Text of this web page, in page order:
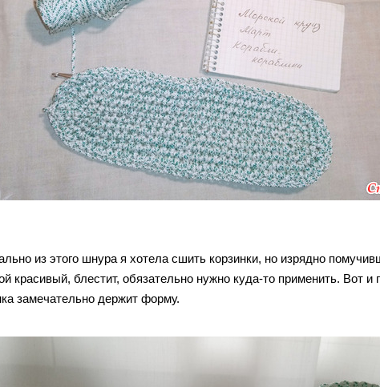
из этого шнура я хотела сшить корзинки, но изрядно
красивый, блестит, обязательно нужно куда-то применить. Вот
замечательно держит форму.